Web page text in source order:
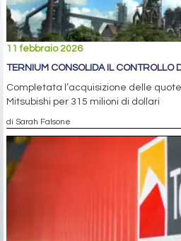
11 febbraio 2026
TERNIUM CONSOLIDA IL CONTROLLO
Completata l’acquisizione delle
Mitsubishi per 315 milioni di dollari
di Sarah Falsone